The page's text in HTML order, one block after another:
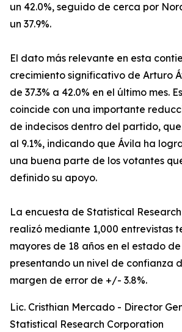
un 42.0%, seguido de cerca por
un 37.9%.
El dato más relevante en esta
crecimiento significativo de Arturo
de 37.3% a 42.0% en el último mes.
coincide con una importante
de indecisos dentro del partido, que
al 9.1%, indicando que Ávila ha
una buena parte de los votantes
definido su apoyo.
La encuesta de Statistical
realizó mediante 1,000 entrevistas
mayores de 18 años en el estado
presentando un nivel de confianza
margen de error de +/- 3.8%.
Lic. Cristhian Mercado - Director
Statistical Research Corporation